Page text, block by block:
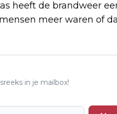
heeft de brandweer
meer waren of
in je mailbox!